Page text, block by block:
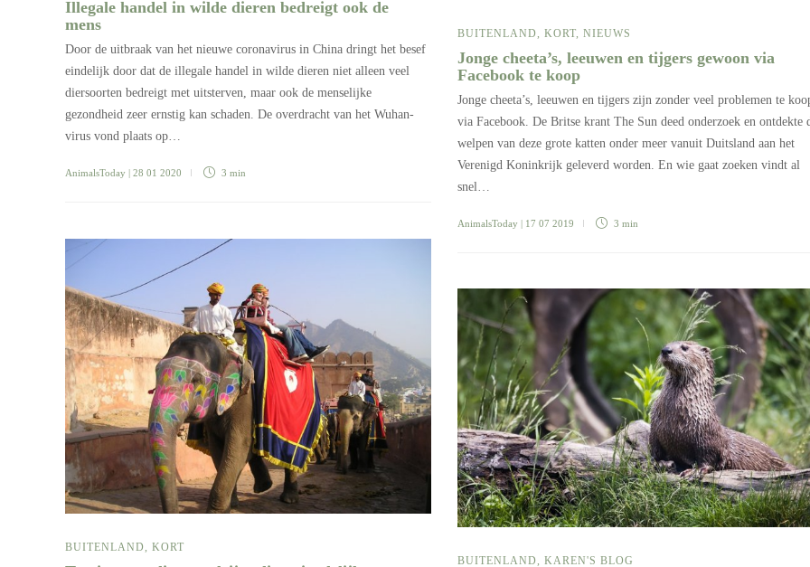
Illegale handel in wilde dieren bedreigt ook de
mens
Door de uitbraak van het nieuwe coronavirus in China dringt het besef
eindelijk door dat de illegale handel in wilde dieren niet alleen veel
diersoorten bedreigt met uitsterven, maar ook de menselijke
gezondheid zeer ernstig kan schaden. De overdracht van het Wuhan-
virus vond plaats op…
AnimalsToday | 28 01 2020 3 min
BUITENLAND KORT NIEUWS
Jonge cheeta’s, leeuwen en tijgers gewoon via
Facebook te koop
Jonge cheeta’s, leeuwen en tijgers zijn zonder veel problemen te
via Facebook. De Britse krant The Sun deed onderzoek en ontdekte
welpen van deze grote katten onder meer vanuit Duitsland aan het
Verenigd Koninkrijk geleverd worden. En wie gaat zoeken vindt al
snel…
AnimalsToday | 17 07 2019 3 min
BUITENLAND KORT
BUITENLAND, KAREN'S BLOG